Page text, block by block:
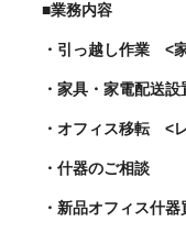
■業務内容
・引っ越し作業 <
・家具・家電配送設
・オフィス移転 <
・什器のご相談
・新品オフィス什